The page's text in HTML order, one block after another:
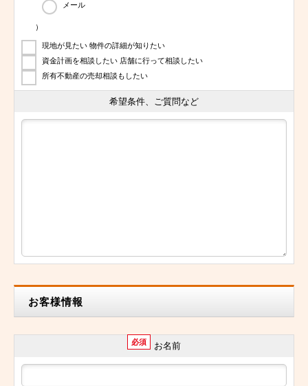
メール
）
現地が見たい 物件の詳細が知りたい
資金計画を相談したい 店舗に行って相談したい
所有不動産の売却相談もしたい
希望条件、ご質問など
お客様情報
必須 お名前